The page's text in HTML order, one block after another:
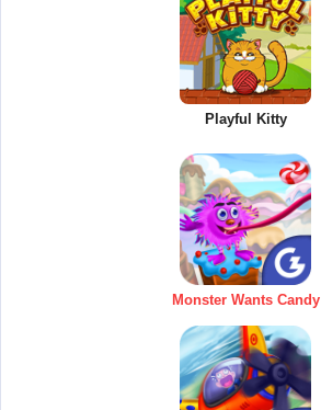
Playful Kitty
Monster Wants Candy